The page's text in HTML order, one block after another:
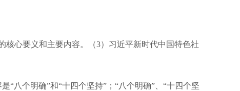
核心要义和主要内容。（3）习近平新时代中国特色社
八个明确”和“十四个坚持”；“八个明确”、“十四个坚